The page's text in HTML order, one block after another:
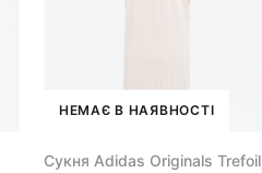
НЕМАЄ В НАЯВНОСТІ
Сукня Adidas Originals Trefoil